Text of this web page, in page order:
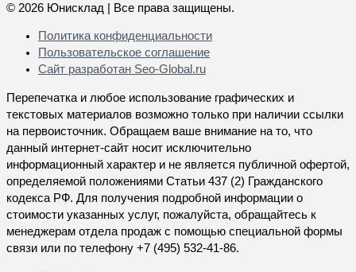
© 2026 Юнисклад | Все права защищены.
Политика конфиденциальности
Пользовательское соглашение
Сайт разработан Seo-Global.ru
Перепечатка и любое использование графических и
текстовых материалов возможно только при наличии ссылки
на первоисточник. Обращаем ваше внимание на то, что
данный интернет-сайт носит исключительно
информационный характер и не является публичной офертой,
определяемой положениями Статьи 437 (2) Гражданского
кодекса РФ. Для получения подробной информации о
стоимости указанных услуг, пожалуйста, обращайтесь к
менеджерам отдела продаж с помощью специальной формы
связи или по телефону +7 (495) 532-41-86.